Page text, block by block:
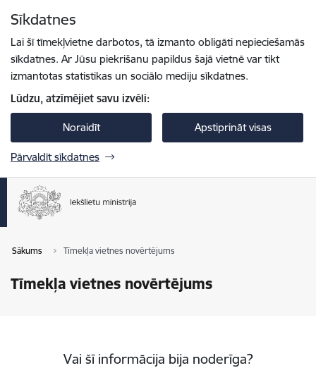
Sīkdatnes
Lai šī tīmekļvietne darbotos, tā izmanto obligāti nepieciešamās
sīkdatnes. Ar Jūsu piekrišanu papildus šajā vietnē var tikt
izmantotas statistikas un sociālo mediju sīkdatnes.
Lūdzu, atzīmējiet savu izvēli:
Noraidīt Apstiprināt visas
Pārvaldīt sīkdatnes
Sākums Tīmekļa vietnes novērtējums
Tīmekļa vietnes novērtējums
Vai šī informācija bija noderīga?